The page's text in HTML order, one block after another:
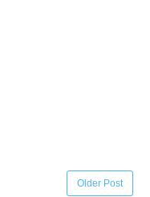
Older Post